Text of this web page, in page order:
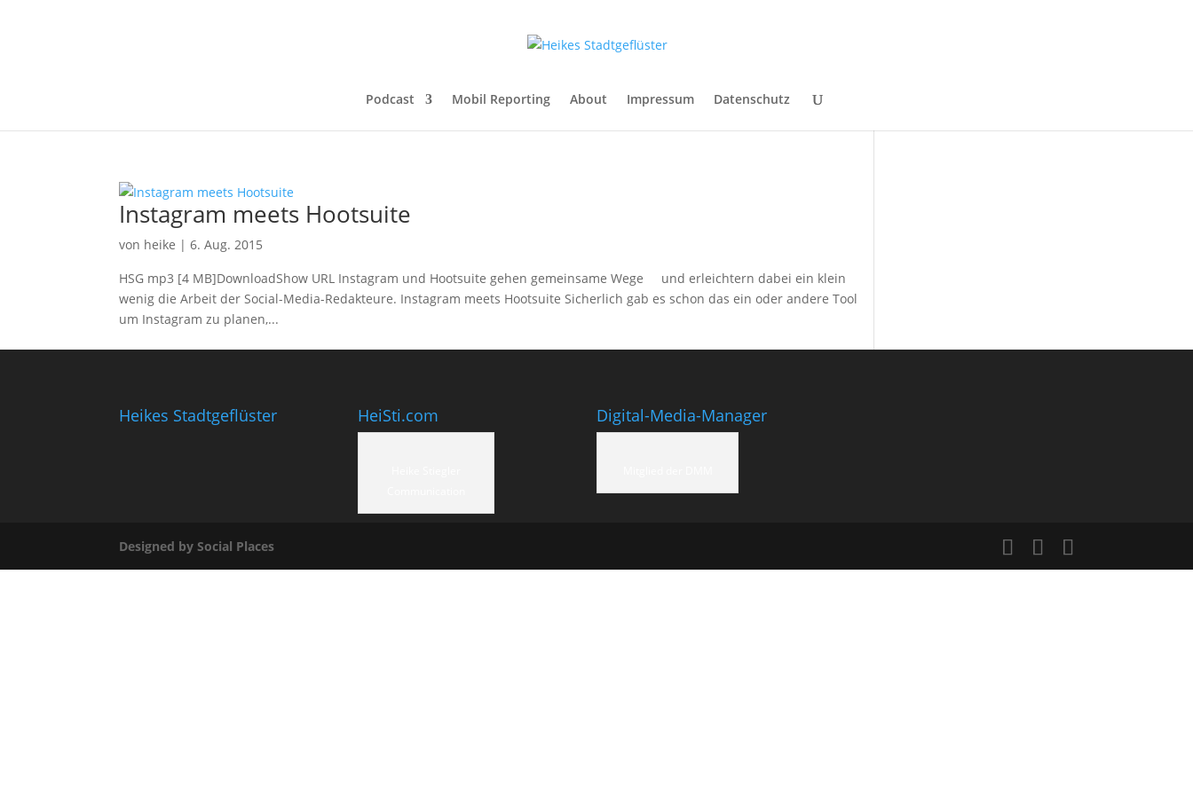
Podcast Mobil Reporting About Impressum Datenschutz
Instagram meets Hootsuite
von heike |6. Aug. 2015
HSG mp3 [4 MB]DownloadShow URL Instagram und Hootsuite gehen gemeinsame Wege und erleichtern dabei ein klein
wenig die Arbeit der Social-Media-Redakteure. Instagram meets Hootsuite Sicherlich gab es schon das ein oder andere Tool
um Instagram zu planen,...
Heikes Stadtgeflüster HeiSti.com Digital-Media-Manager
Designed by Social Places